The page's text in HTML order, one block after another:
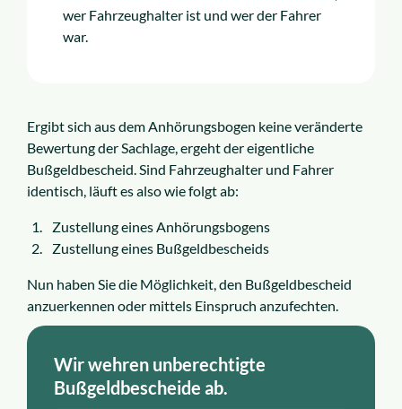
wer Fahrzeughalter ist und wer der Fahrer
war.
Ergibt sich aus dem Anhörungsbogen keine veränderte
Bewertung der Sachlage, ergeht der eigentliche
Bußgeldbescheid. Sind Fahrzeughalter und Fahrer
identisch, läuft es also wie folgt ab:
Zustellung eines Anhörungsbogens
Zustellung eines Bußgeldbescheids
Nun haben Sie die Möglichkeit, den Bußgeldbescheid
anzuerkennen oder mittels Einspruch anzufechten.
Wir wehren unberechtigte
Bußgeldbescheide ab.